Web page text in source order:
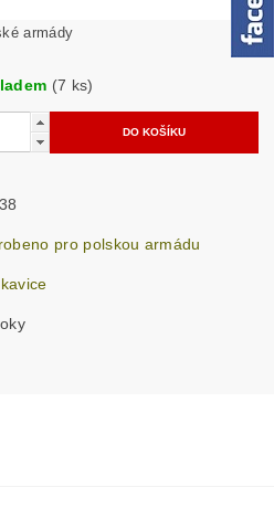
armády
(7 ks)
pro polskou armádu